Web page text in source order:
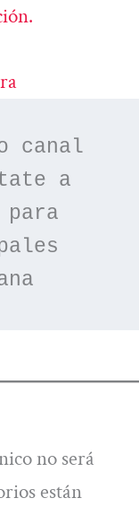
canal
a
para
no será
están